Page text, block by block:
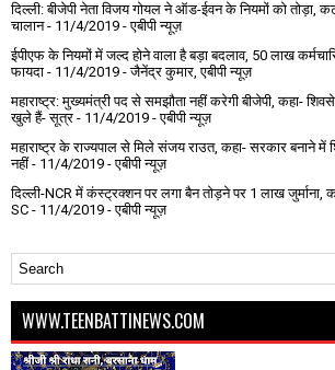
दिल्ली: बीजेपी नेता विजय गोयल ने ऑड-ईवन के नियमों को तोड़ा,
चालान- 11/4/2019 - एबीपी न्यूज़
ईपीएफ के नियमों में जल्द होने वाला है बड़ा बदलाव, 50 लाख
फायदा - 11/4/2019 - जैनेंद्र कुमार, एबीपी न्यूज़
महाराष्ट्र: मुख्यमंत्री पद से समझौता नहीं करेगी बीजेपी, कहा-
खुले हैं- सूत्र - 11/4/2019 - एबीपी न्यूज़
महाराष्ट्र के राज्यपाल से मिले संजय राउत, कहा- सरकार बनाने
नहीं- 11/4/2019 - एबीपी न्यूज़
दिल्ली-NCR में कंस्ट्रक्शन पर लगा बैन तोड़ने पर 1 लाख जुर्माना,
SC - 11/4/2019 - एबीपी न्यूज़
WWW.TEENBATTINEWS.COM